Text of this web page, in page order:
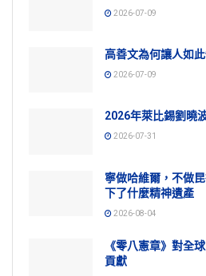
2026-07-09
高善文為何讓人如此
2026-07-09
2026年萊比錫劉曉
2026-07-31
寧做哈維爾，不做
下了什麼精神遺產
2026-08-04
《零八憲章》對全
貢獻